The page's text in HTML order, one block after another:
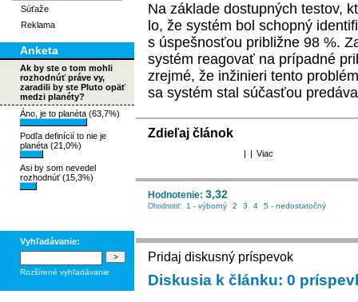
Súťaže
Reklama
Anketa
Ak by ste o tom mohli
rozhodnúť práve vy,
zaradili by ste Pluto opäť
medzi planéty?
Áno, je to planéta (63,7%)
Podľa definícií to nie je
planéta (21,0%)
Asi by som nevedel
rozhodnúť (15,3%)
Vyhľadávanie:
Rozšírené vyhľadávanie
Na zá­kla­de dos­tup­ných tes­tov,
lo, že sys­tém bol schop­ný
s ús­peš­nos­ťou prib­liž­ne 98 %.
sys­tém rea­go­vať na prí­pad­né
zrej­mé, že in­ži­nie­ri ten­to
sa sys­tém stal sú­čas­ťou
Zdieľaj článok
| | Viac
Hodnotenie: 3,32
Ohodnotiť: 1 - výborný 2 3 4 5 - nedostatočný
Pridaj diskusný príspevok
Diskusia k článku: 0